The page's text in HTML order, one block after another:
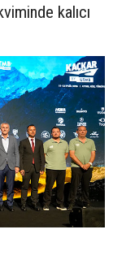
kalıcı